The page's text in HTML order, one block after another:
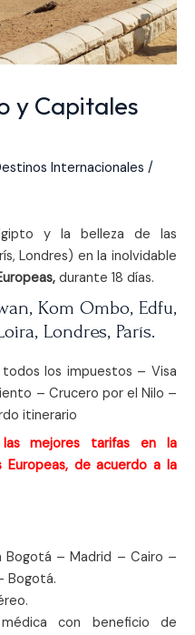
y Capitales
Internacionales /
y la belleza de las
Londres) en la inolvidable
durante 18 días.
Kom Ombo, Edfu,
Londres, París.
todos los impuestos – Visa
– Crucero por el Nilo –
itinerario
mejores tarifas en la
Europeas, de acuerdo a la
– Madrid – Cairo –
Bogotá.
con beneficio de